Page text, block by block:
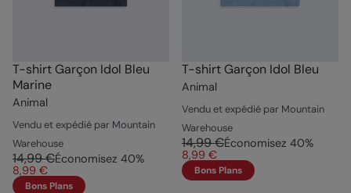
T-shirt Garçon Idol Bleu
Marine
Animal
Vendu et expédié par Mountain
Warehouse
14,99 €Économisez 40%
8,99 €
Bons Plans
T-shirt Garçon Idol Bleu
Animal
Vendu et expédié par Mountain
Warehouse
14,99 €Économisez 40%
8,99 €
Bons Plans